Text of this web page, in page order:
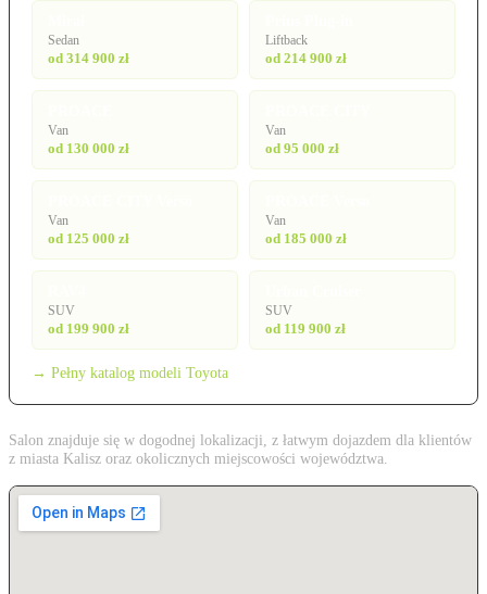
Sedan
od 314 900 zł
Liftback
od 214 900 zł
Van
od 130 000 zł
Van
od 95 000 zł
Van
od 125 000 zł
Van
od 185 000 zł
SUV
od 199 900 zł
SUV
od 119 900 zł
→ Pełny katalog modeli Toyota
Salon znajduje się w dogodnej lokalizacji, z łatwym dojazdem dla klientów
z miasta Kalisz oraz okolicznych miejscowości województwa.